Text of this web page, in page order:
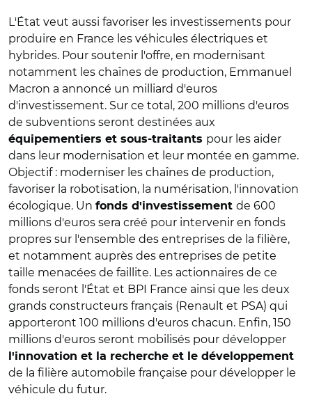
L'État veut aussi favoriser les investissements pour
produire en France les véhicules électriques et
hybrides. Pour soutenir l'offre, en modernisant
notamment les chaînes de production, Emmanuel
Macron a annoncé un milliard d'euros
d'investissement. Sur ce total, 200 millions d'euros
de subventions seront destinées aux
équipementiers et sous-traitants pour les aider
dans leur modernisation et leur montée en gamme.
Objectif : moderniser les chaînes de production,
favoriser la robotisation, la numérisation, l'innovation
écologique. Un fonds d'investissement de 600
millions d'euros sera créé pour intervenir en fonds
propres sur l'ensemble des entreprises de la filière,
et notamment auprès des entreprises de petite
taille menacées de faillite. Les actionnaires de ce
fonds seront l'État et BPI France ainsi que les deux
grands constructeurs français (Renault et PSA) qui
apporteront 100 millions d'euros chacun. Enfin, 150
millions d'euros seront mobilisés pour développer
l'innovation et la recherche et le développement
de la filière automobile française pour développer le
véhicule du futur.